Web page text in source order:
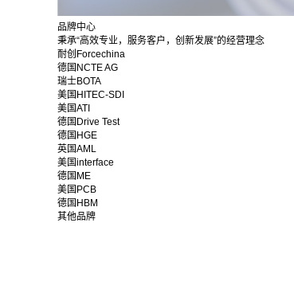
品牌中心
秉承“高效专业，服务客户，创新发展”的经营理念
耐创Forcechina
德国NCTE AG
瑞士BOTA
美国HITEC-SDI
美国ATI
德国Drive Test
德国HGE
英国AML
美国interface
德国ME
美国PCB
德国HBM
其他品牌